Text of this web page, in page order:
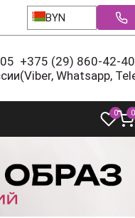
BYN
+375 (29) 860-42-40
(Viber, Whatsapp,
0 0